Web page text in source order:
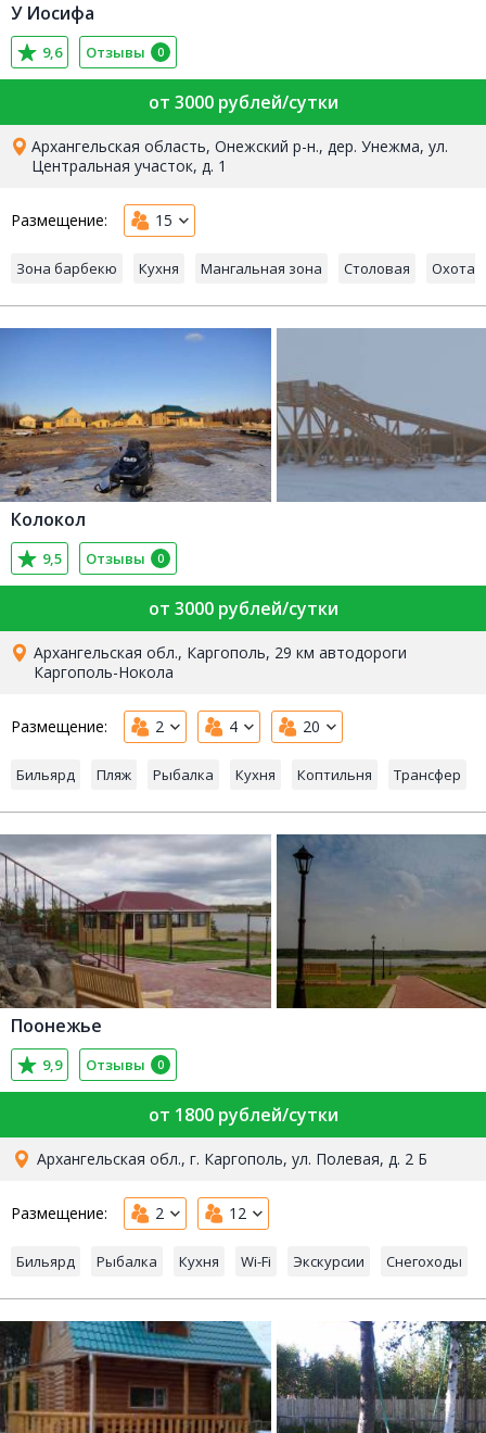
У Иосифа
9,6 Отзывы 0
от 3000 рублей/сутки
Архангельская область, Онежский р-н., дер. Унежма, ул.
Центральная участок, д. 1
Размещение: 15
Зона барбекю Кухня Мангальная зона Столовая Охота
Колокол
9,5 Отзывы 0
от 3000 рублей/сутки
Архангельская обл., Каргополь, 29 км автодороги
Каргополь-Нокола
Размещение: 2 4 20
Бильярд Пляж Рыбалка Кухня Коптильня Трансфер
Поонежье
9,9 Отзывы 0
от 1800 рублей/сутки
Архангельская обл., г. Каргополь, ул. Полевая, д. 2 Б
Размещение: 2 12
Бильярд Рыбалка Кухня Wi-Fi Экскурсии Снегоходы